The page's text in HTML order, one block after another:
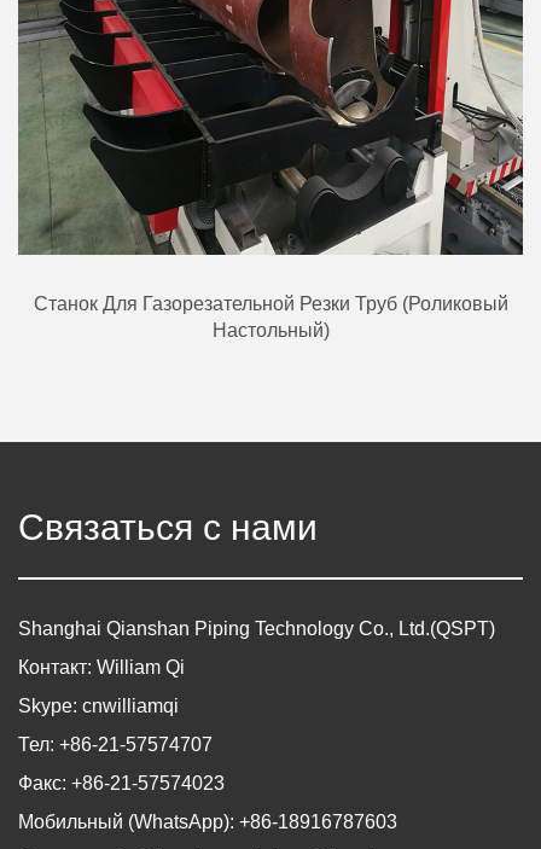
Станок Для Газорезательной Резки Труб (роликовый
Настольный)
Связаться с нами
Shanghai Qianshan Piping Technology Co., Ltd.(QSPT)
Контакт: William Qi
Skype: cnwilliamqi
Тел: +86-21-57574707
Факс: +86-21-57574023
Мобильный (WhatsApp): +86-18916787603